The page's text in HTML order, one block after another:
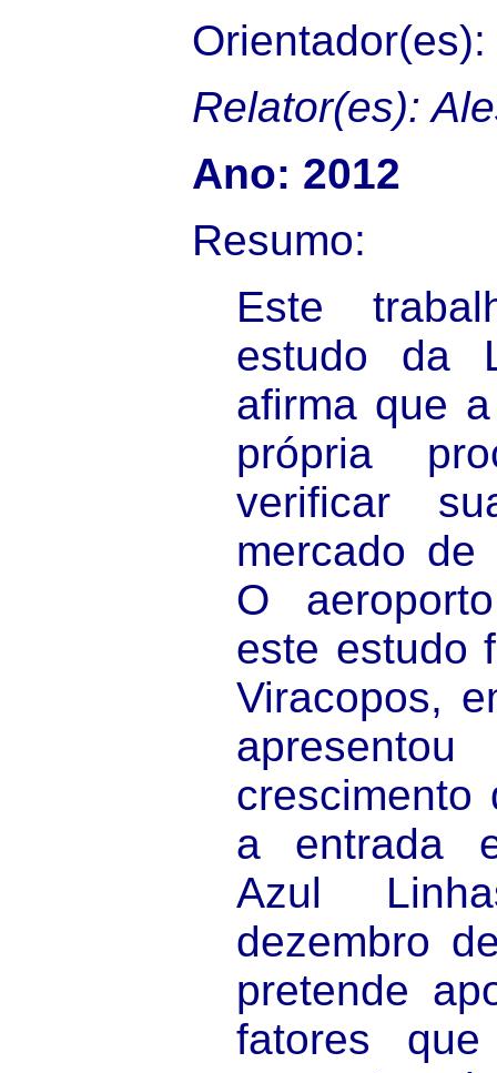
Relator(es):
Ano: 2012
Resumo:
Este
estudo da
afirma que
própria
verificar
mercado de
O
este estudo
Viracopos,
crescimento
a entrada
Azul
dezembro
pretende
fatores